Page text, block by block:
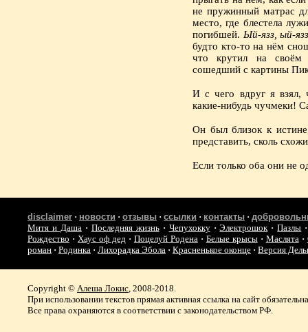
не пружинный матрас
место, где блестела
погибшей. Ый-язз, ый-
будто кто-то на нём
что крутил на своём
сошедший с картины
И с чего вдруг я взял,
какие-нибудь чучмеки!
Он был близок к
представить, сколь
Если только оба они не
disclaimer · новости · отзывы · ссылки · контакты ·
Митя и Даша · Последняя жизнь · Чепухокку ·Электрошок ·Пазлы
Рождество · Хаус оф дед · Поцелуй Родена · Белые крысы · Маслята ·
роман · Родинка · Лихорадка Эбола · Красненькое оконце · Версия
Copyright © Алеша Локис, 2008-2018.
При использовании текстов прямая активная ссылка на сайт
Все права охраняются в соответствии с законодательством РФ.